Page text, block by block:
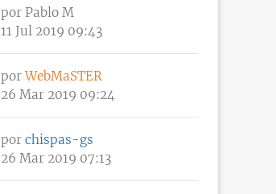
por Pablo M
11 Jul 2019 09:43
porWebMaSTER
26 Mar 2019 09:24
por chispas-gs
26 Mar 2019 07:13